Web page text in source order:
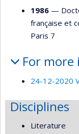
1986 —
française et
Paris 7
For
24-12-2020
Disciplines
Literature